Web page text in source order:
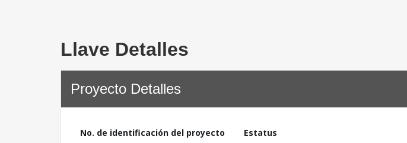
Llave Detalles
Proyecto Detalles
No. de identificación del proyecto
Estatus